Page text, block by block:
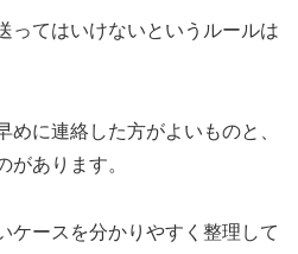
ってはいけないというルールは
めに連絡した方がよいものと、
があります。
ケースを分かりやすく整理して